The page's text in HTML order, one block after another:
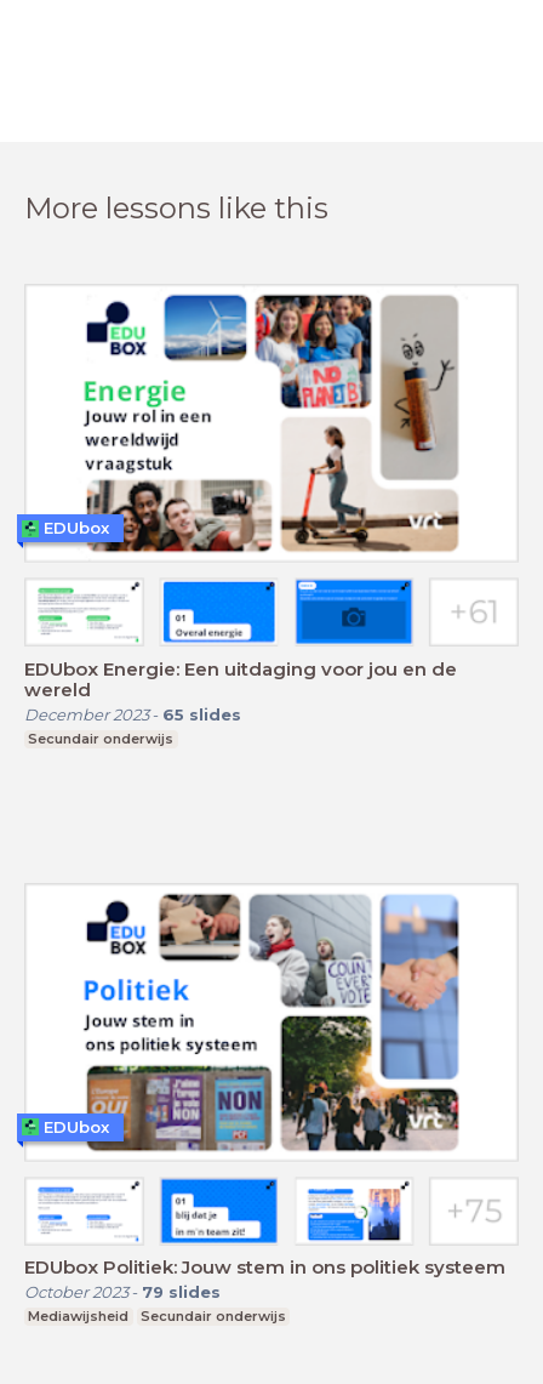
More lessons like this
EDUbox Energie: Een uitdaging voor jou en de
wereld
December 2023- 65 slides
Secundair onderwijs
EDUbox
EDUbox Politiek: Jouw stem in ons politiek systeem
October 2023- 79 slides
Mediawijsheid Secundair onderwijs
EDUbox